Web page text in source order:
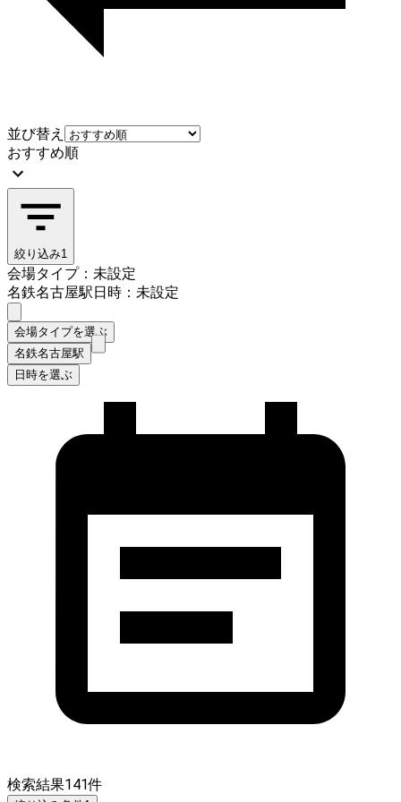
並び替え
おすすめ順
絞り込み1
会場タイプ：未設定
名鉄名古屋駅日時：未設定
会場タイプを選ぶ
名鉄名古屋駅
日時を選ぶ
検索結果141件